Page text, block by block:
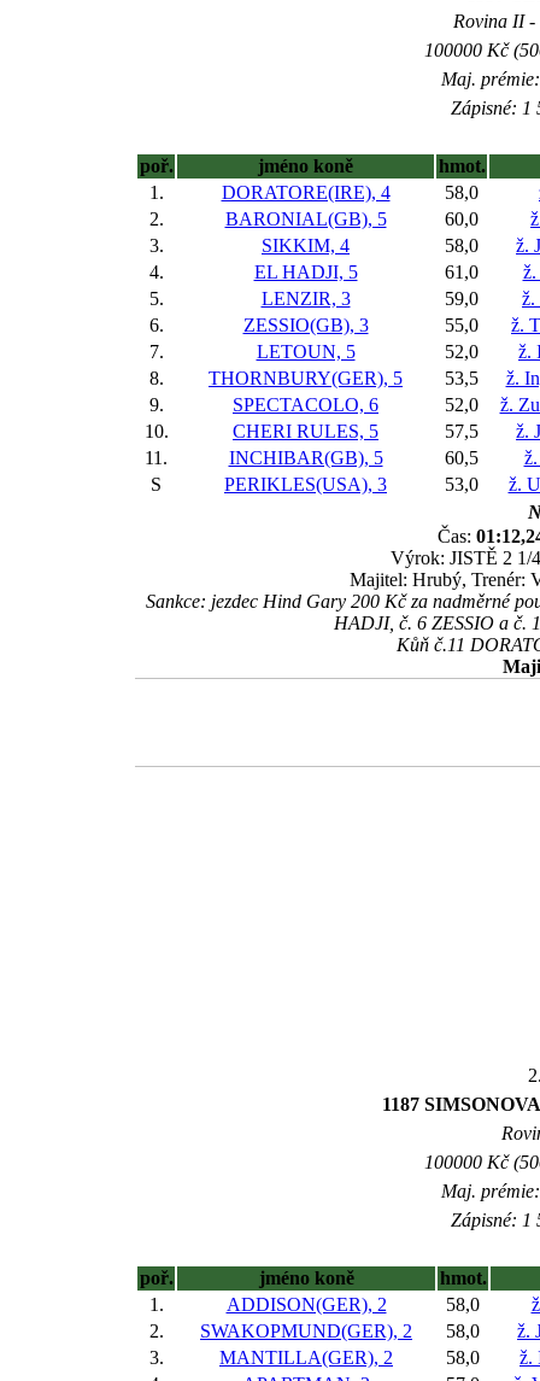
Rovina II -
100000 Kč
Maj.
Zápisné: 1
poř. jméno koně
hmot.
1.
DORATORE(IRE), 4 58,0
2.
BARONIAL(GB), 5 60,0
3.
SIKKIM, 4 58,0
ž.
4.
EL HADJI, 5 61,0
5.
LENZIR, 3 59,0
ž.
6.
ZESSIO(GB), 3 55,0
ž.
7.
LETOUN, 5 52,0
ž.
8.
THORNBURY(GER), 5 53,5
ž.
9.
SPECTACOLO, 6 52,0
ž.
10.
CHERI RULES, 5 57,5
ž.
11.
INCHIBAR(GB), 5 60,5
S
PERIKLES(USA), 3 53,0
ž.
Čas:
Výrok: JISTĚ 2 1/
Majitel: Hrubý, Trenér:
Sankce: jezdec Hind Gary 200 Kč za nadměrné
HADJI, č. 6 ZESSIO a č.
Kůň č.11
1187
100000 Kč
Maj.
Zápisné: 1
poř. jméno koně
hmot.
1.
ADDISON(GER), 2 58,0
2.
SWAKOPMUND(GER), 2 58,0
ž.
3.
MANTILLA(GER), 2 58,0
ž.